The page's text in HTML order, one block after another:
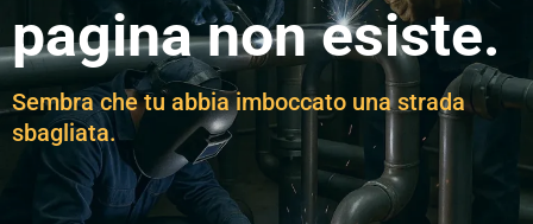
pagina non esiste.
Sembra che tu abbia imboccato una strada
sbagliata.